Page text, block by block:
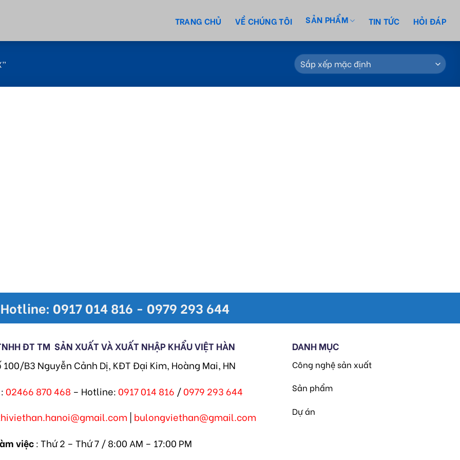
TRANG CHỦ VỀ CHÚNG TÔI SẢN PHẨM TIN TỨC HỎI ĐÁP
Hotline: 0917 014 816 - 0979 293 644
ĐT TM SẢN XUẤT VÀ XUẤT NHẬP KHẨU VIỆT HÀN
100/B3 Nguyễn Cảnh Dị, KĐT Đại Kim, Hoàng Mai, HN
: 02466 870 468 – Hotline: 0917 014 816 /0979 293 644
bulongviethan@gmail.com
việc: Thứ 2 – Thứ 7 / 8:00 AM – 17:00 PM
DANH MỤC
Công nghệ sản xuất
Sản phẩm
Dự án